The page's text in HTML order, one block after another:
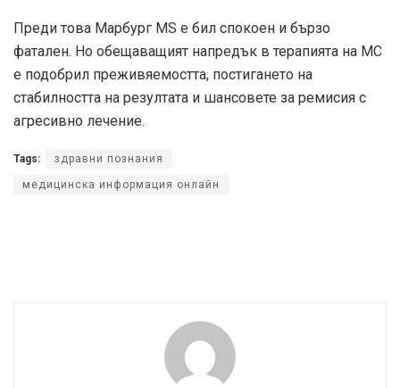
Преди това Марбург MS е бил спокоен и бързо
фатален. Но обещаващият напредък в терапията на МС
е подобрил преживяемостта, постигането на
стабилността на резултата и шансовете за ремисия с
агресивно лечение.
Tags: здравни познания
медицинска информация онлайн